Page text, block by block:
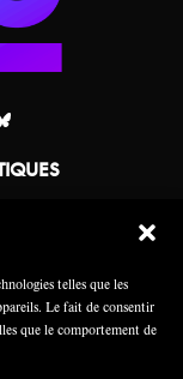
telles que les
Le fait de consentir
que le comportement de